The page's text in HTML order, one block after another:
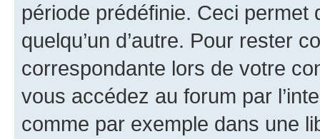
période prédéfinie. Ceci permet
quelqu’un d’autre. Pour rester
correspondante lors de votre
vous accédez au forum par
comme par exemple dans une